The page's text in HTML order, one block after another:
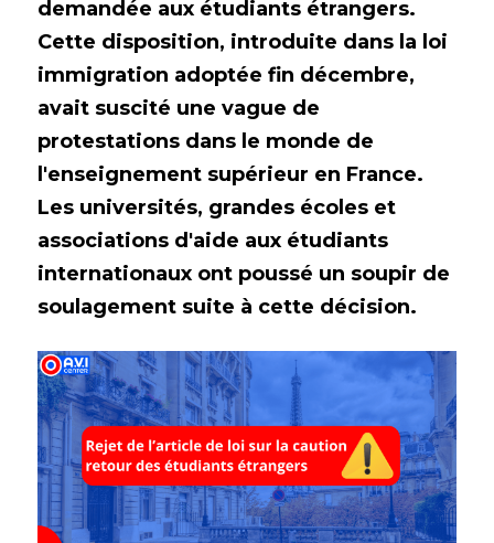
Espace abonné
demandée aux étudiants étrangers.
Cette disposition, introduite dans la loi
immigration adoptée fin décembre,
avait suscité une vague de
protestations dans le monde de
l'enseignement supérieur en France.
Les universités, grandes écoles et
associations d'aide aux étudiants
internationaux ont poussé un soupir de
soulagement suite à cette décision.